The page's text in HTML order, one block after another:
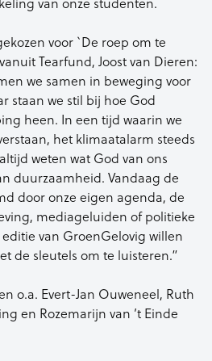
voor `De roep om te
Tearfund, Joost van Dieren:
we samen in beweging voor
staan we stil bij hoe God
heen. In een tijd waarin we
het klimaatalarm steeds
weten wat God van ons
duurzaamheid. Vandaag de
door onze eigen agenda, de
mediageluiden of politieke
van GroenGelovig willen
de sleutels om te luisteren.”
o.a. Evert-Jan Ouweneel, Ruth
en Rozemarijn van ’t Einde